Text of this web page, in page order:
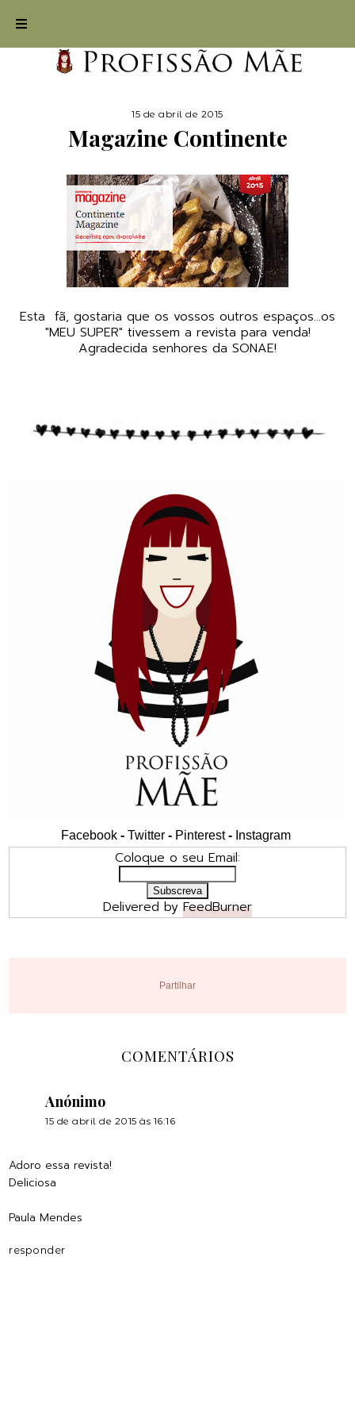
15 de abril de 2015
Magazine Continente
Esta fã, gostaria que os vossos outros espaços...os
"MEU SUPER" tivessem a revista para venda!
Agradecida senhores da SONAE!
Facebook - Twitter - Pinterest- Instagram
Coloque o seu Email:
Delivered by FeedBurner
Partilhar
COMENTÁRIOS
Anónimo
15 de abril de 2015 às 16:16
Adoro essa revista!
Deliciosa
Paula Mendes
responder